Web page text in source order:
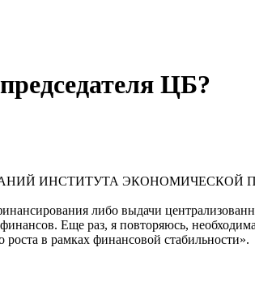
ЦБ?
ИНСТИТУТА ЭКОНОМИЧЕСКОЙ
либо выдачи
Еще раз, я повторяюсь,
роста в рамках финансовой стабильности».